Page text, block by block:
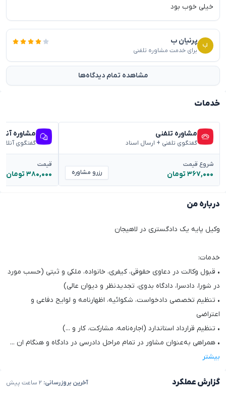
خیلی خوب بود
پرنیان ب
برای خدمت مشاوره تلفنی
مشاهده تمام دیدگاه‌ها
درباره من
وکیل پایه یک دادگستری در لاهیجان
خدمات:
• قبول وکالت در دعاوی حقوقی، کیفری، خانواده، ملکی و ثبتی (حسب مورد
در شورا، دادسرا، دادگاه بدوی، تجدیدنظر و دیوان عالی)
• تنظیم تخصصی دادخواست، شکوائیه، اظهارنامه و لوایح دفاعی و
اعتراضی
• تنظیم قرارداد استاندارد (اجاره‌نامه، مشارکت، کار و ...)
• همراهی به‌عنوان مشاور در تمام مراحل دادرسی در دادگاه و هنگام ان ...
بیشتر
گزارش عملکرد آخرین بروزرسانی:
خدمات
مشاوره تلفنی
گفتگوی تلفنی + ارسال اسناد
شروع قیمت
۳۶۷,۰۰۰ تومان رزرو مشاوره
مشاوره
گفتگوی
قیمت
۳۸۰,۰۰۰ تومان